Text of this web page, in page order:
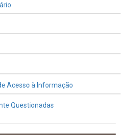
Acesso à Informação
Questionadas